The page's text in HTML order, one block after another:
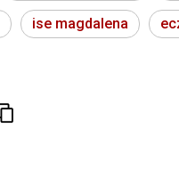
ise magdalena